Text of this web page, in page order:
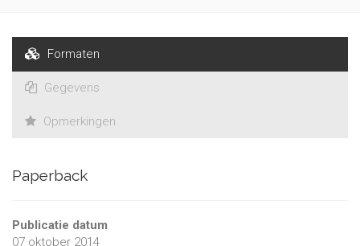
Formaten
Gegevens
Opmerkingen
Paperback
Publicatie datum
07 oktober 2014